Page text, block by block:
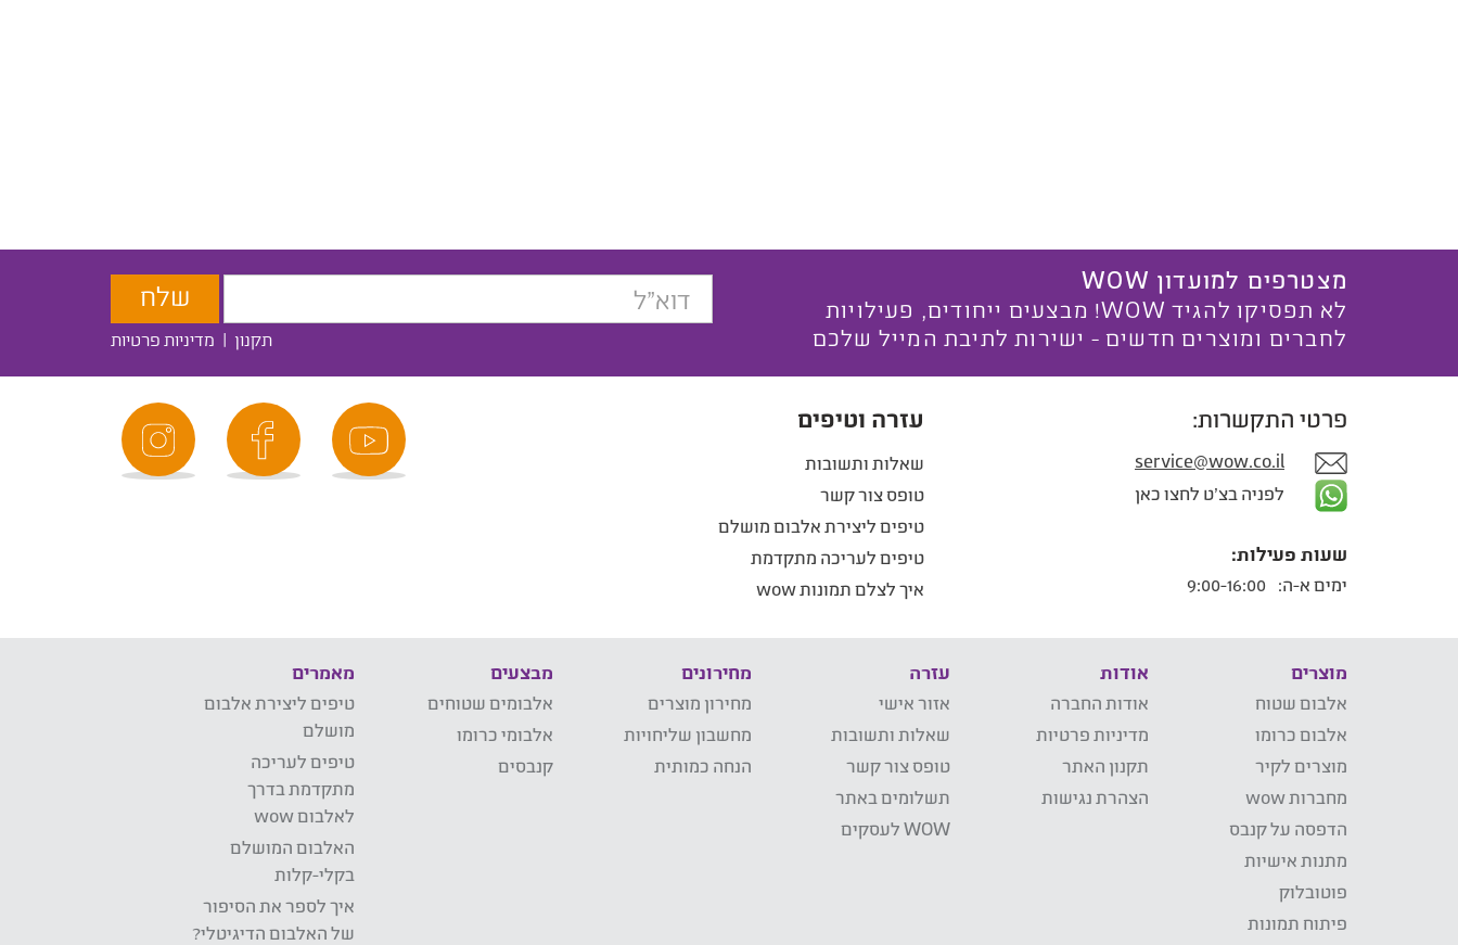
מצטרפים למועדון WOW
לא תפסיקו להגיד WOW! מבצעים ייחודים, פעילויות
לחברים ומוצרים חדשים - ישירות לתיבת המייל שלכם
תקנון | מדיניות פרטיות
פרטי התקשרות:
service@wow.co.il
לפניה בצ'ט לחצו כאן
שעות פעילות:
ימים א-ה:
עזרה וטיפים
שאלות ותשובות
טופס צור קשר
טיפים ליצירת אלבום מושלם
טיפים לעריכה מתקדמת
איך לצלם תמונות wow
מוצרים
אלבום שטוח
אלבום כרומו
מוצרים לקיר
מחברות wow
הדפסה על קנבס
מתנות אישיות
פוטובלוק
פיתוח תמונות
אודות
אודות החברה
מדיניות פרטיות
תקנון האתר
הצהרת נגישות
עזרה
אזור אישי
שאלות ותשובות
טופס צור קשר
תשלומים באתר
WOW לעסקים
מחירונים
מחירון מוצרים
מחשבון שליחויות
הנחה כמותית
מבצעים
אלבומים שטוחים
אלבומי כרומו
קנבסים
מאמרים
טיפים ליצירת אלבום
מושלם
טיפים לעריכה
מתקדמת בדרך
לאלבום wow
האלבום המושלם
בקלי-קלות
איך לספר את הסיפור
של האלבום הדיגיטלי?